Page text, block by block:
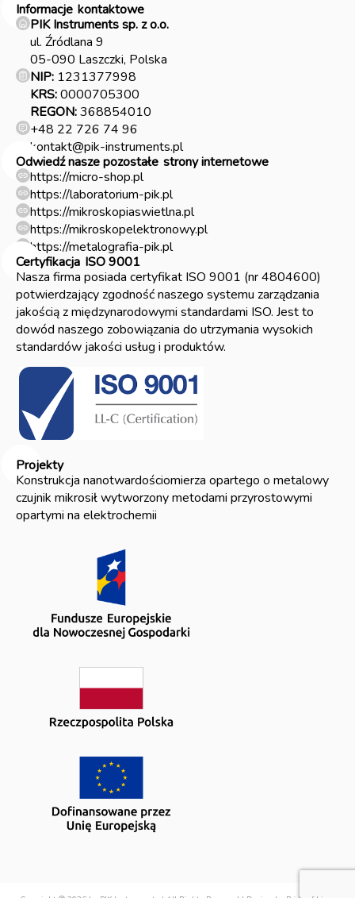
Informacje kontaktowe
PIK Instruments sp. z o.o.
ul. Źródlana 9
05-090 Laszczki, Polska
NIP: 1231377998
KRS:0000705300
REGON:368854010
+48 22 726 74 96
kontakt@pik-instruments.pl
Odwiedź nasze pozostałe strony internetowe
https://micro-shop.pl
https://laboratorium-pik.pl
https://mikroskopiaswietlna.pl
https://mikroskopelektronowy.pl
https://metalografia-pik.pl
Certyfikacja ISO 9001
Nasza firma posiada certyfikat ISO 9001 (nr 4804600)
potwierdzający zgodność naszego systemu zarządzania
jakością z międzynarodowymi standardami ISO. Jest to
dowód naszego zobowiązania do utrzymania wysokich
standardów jakości usług i produktów.
Projekty
Konstrukcja nanotwardościomierza opartego o metalowy
czujnik mikrosił wytworzony metodami przyrostowymi
opartymi na elektrochemii